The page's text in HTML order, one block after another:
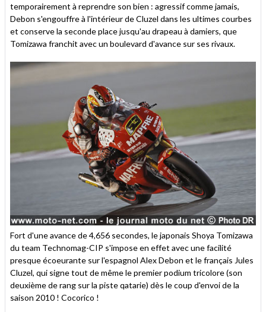
temporairement à reprendre son bien : agressif comme jamais,
Debon s'engouffre à l'intérieur de Cluzel dans les ultimes courbes
et conserve la seconde place jusqu'au drapeau à damiers, que
Tomizawa franchit avec un boulevard d'avance sur ses rivaux.
Fort d'une avance de 4,656 secondes, le japonais Shoya Tomizawa
du team Technomag-CIP s'impose en effet avec une facilité
presque écoeurante sur l'espagnol Alex Debon et le français Jules
Cluzel, qui signe tout de même le premier podium tricolore (son
deuxième de rang sur la piste qatarie) dès le coup d'envoi de la
saison 2010 ! Cocorico !